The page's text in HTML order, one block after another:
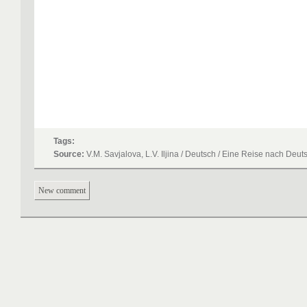
Tags:
Source: V.M. Savjalova, L.V. Iljina / Deutsch / Eine Reise nach
New comment